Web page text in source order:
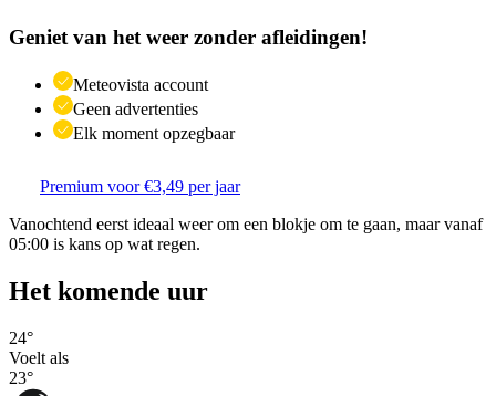
Geniet van het weer zonder afleidingen!
Meteovista account
Geen advertenties
Elk moment opzegbaar
Premium voor €3,49 per jaar
Vanochtend eerst ideaal weer om een blokje om te gaan, maar vanaf
05:00 is kans op wat regen.
Het komende uur
24°
Voelt als
23°